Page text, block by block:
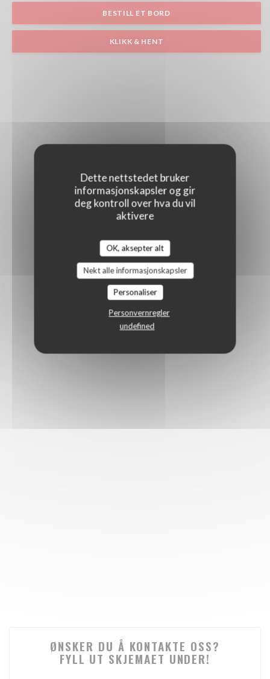
Dette nettstedet bruker
informasjonskapsler og gir
deg kontroll over hva du vil
aktivere
OK, aksepter alt
Nekt alle informasjonskapsler
Personaliser
Personvernregler
undefined
BESTILL ET BORD
KLIKK & HENT
ØNSKER DU Å KONTAKTE OSS?
FYLL UT SKJEMAET UNDER!